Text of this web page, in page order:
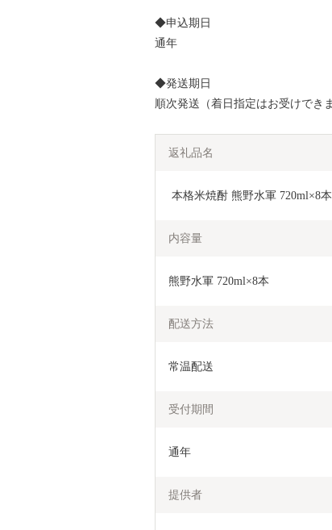
◆申込期日
通年
◆発送期日
順次発送（着日指定はお受けでき
返礼品名
本格米焼酎 熊野水軍 720ml×8
内容量
熊野水軍 720ml×8本
配送方法
常温配送
受付期間
通年
提供者